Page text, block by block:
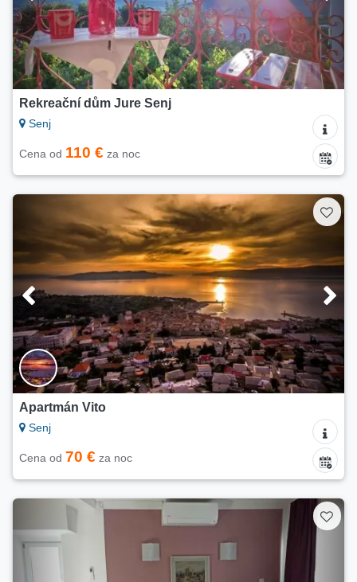
Rekreační dům Jure Senj
Senj
Cena od 110 € za noc
Apartmán Vito
Senj
Cena od 70 € za noc